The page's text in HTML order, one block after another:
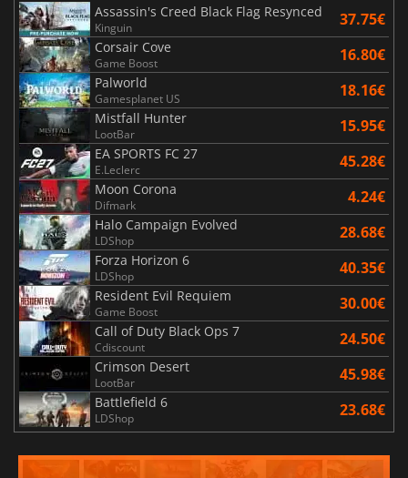
Assassin's Creed Black Flag Resynced
Kinguin 37.75€
Corsair Cove
Game Boost 16.80€
Palworld
Gamesplanet US 18.16€
Mistfall Hunter
LootBar 15.95€
EA SPORTS FC 27
E.Leclerc 45.28€
Moon Corona
Difmark 4.24€
Halo Campaign Evolved
LDShop 28.68€
Forza Horizon 6
LDShop 40.35€
Resident Evil Requiem
Game Boost 30.00€
Call of Duty Black Ops 7
Cdiscount 24.50€
Crimson Desert
LootBar 45.98€
Battlefield 6
LDShop 23.68€